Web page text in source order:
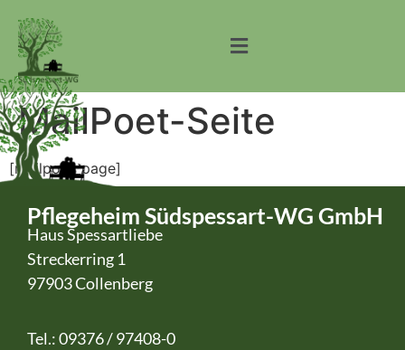
MailPoet-Seite
[mailpoet_page]
Pflegeheim Südspessart-WG GmbH
Haus Spessartliebe
Streckerring 1
97903 Collenberg
Tel.: 09376 / 97408-0